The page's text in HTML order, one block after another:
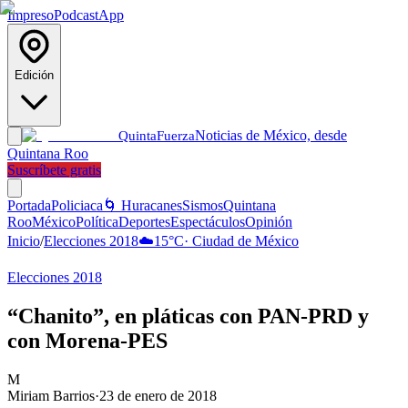
ImpresoPodcastApp
Edición
QuintaFuerzaNoticias de México, desde
Quintana Roo
Suscríbete gratis
PortadaPoliciaca 🌀 HuracanesSismosQuintana
RooMéxicoPolíticaDeportesEspectáculosOpinión
Inicio/Elecciones 2018☁️15°C· Ciudad de México
Elecciones 2018
“Chanito”, en pláticas con PAN-PRD y
con Morena-PES
M
Miriam Barrios·23 de enero de 2018